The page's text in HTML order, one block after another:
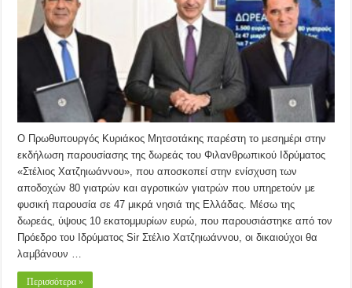
Ο Πρωθυπουργός Κυριάκος Μητσοτάκης παρέστη το μεσημέρι στην
εκδήλωση παρουσίασης της δωρεάς του Φιλανθρωπικού Ιδρύματος
«Στέλιος Χατζηιωάννου», που αποσκοπεί στην ενίσχυση των
αποδοχών 80 γιατρών και αγροτικών γιατρών που υπηρετούν με
φυσική παρουσία σε 47 μικρά νησιά της Ελλάδας. Μέσω της
δωρεάς, ύψους 10 εκατομμυρίων ευρώ, που παρουσιάστηκε από τον
Πρόεδρο του Ιδρύματος Sir Στέλιο Χατζηιωάννου, οι δικαιούχοι θα
λαμβάνουν …
Περισσότερα »